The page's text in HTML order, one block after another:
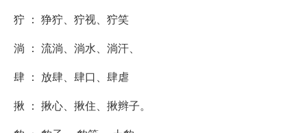
狞 ： 狰狞、狞视、狞笑
淌 ： 流淌、淌水、淌汗、
肆 ： 放肆、肆口、肆虐
揪 ： 揪心、揪住、揪辫子。